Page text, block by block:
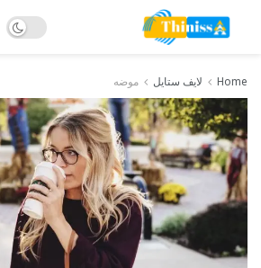
Home لايف ستايل موضه